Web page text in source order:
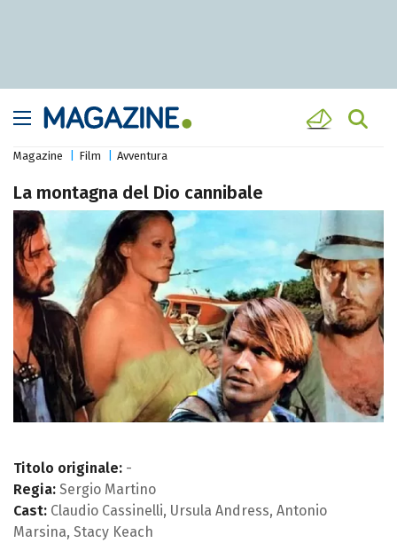
Magazine Film Avventura
La montagna del Dio cannibale
Titolo originale: -
Regia: Sergio Martino
Cast: Claudio Cassinelli, Ursula Andress, Antonio
Marsina, Stacy Keach